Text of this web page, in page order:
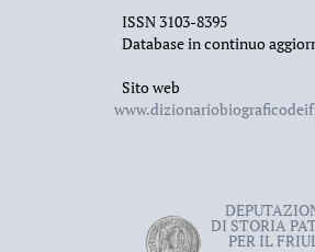
ISSN 3103-8395
Database in continuo
Sito web
DI STORIA
PER IL